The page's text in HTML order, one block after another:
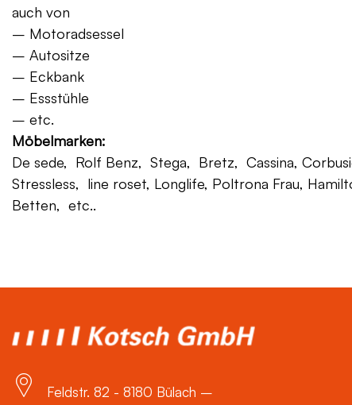
auch von
– Motoradsessel
– Autositze
– Eckbank
– Essstühle
– etc.
Möbelmarken:
De sede, Rolf Benz, Stega, Bretz, Cassina,
Stressless, line roset, Longlife, Poltrona Frau,
Betten, etc..
Feldstr. 82 - 8180 Bülach –